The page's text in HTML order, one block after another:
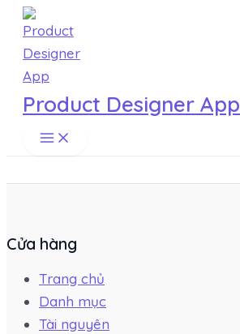
Skip
content
Product Designer App
Cửa hàng
Trang chủ
Danh mục
Tài nguyên